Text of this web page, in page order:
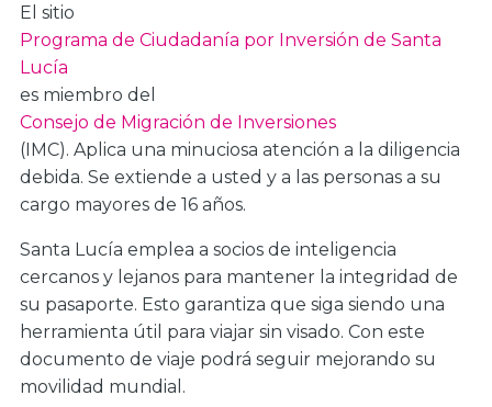
El sitio
Programa de Ciudadanía por Inversión de Santa
Lucía
es miembro del
Consejo de Migración de Inversiones
(IMC). Aplica una minuciosa atención a la diligencia
debida. Se extiende a usted y a las personas a su
cargo mayores de 16 años.
Santa Lucía emplea a socios de inteligencia
cercanos y lejanos para mantener la integridad de
su pasaporte. Esto garantiza que siga siendo una
herramienta útil para viajar sin visado. Con este
documento de viaje podrá seguir mejorando su
movilidad mundial.